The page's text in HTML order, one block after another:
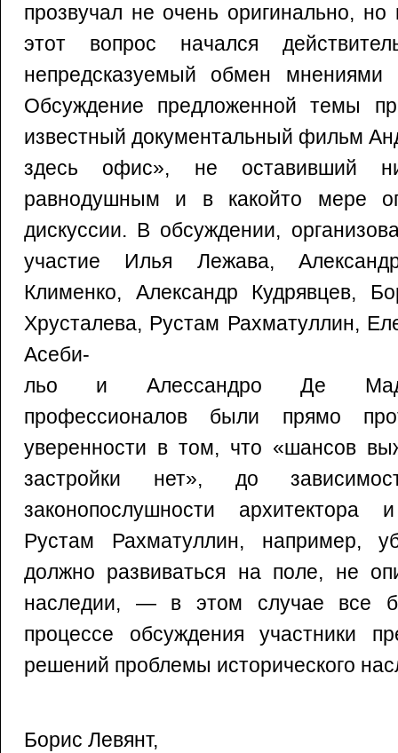
прозвучал не очень оригинально,
этот вопрос начался
непредсказуемый обмен мнениями
Обсуждение предложенной темы
известный документальный фильм
здесь офис», не оставивший
равнодушным и в какойто мере
дискуссии. В обсуждении,
участие Илья Лежава,
Клименко, Александр Кудрявцев,
Хрусталева, Рустам Рахматуллин,
Асеби-
льо и Алессандро Де
профессионалов были прямо
уверенности в том, что «шансов
застройки нет», до
законопослушности архитектора
Рустам Рахматуллин, например,
должно развиваться на поле, не
наследии, — в этом случае все
процессе обсуждения участники
решений проблемы исторического
Борис Левянт,